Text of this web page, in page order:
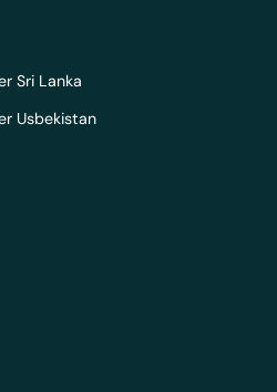
Sri Lanka
Usbekistan